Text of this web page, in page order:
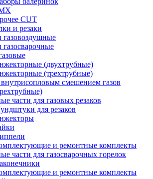
CUT
и резаки
газовоздушные
газосварочные
(двухтрубные)
(трехтрубные)
смешением газов
части для газовых резаков
для резаков
и ремонтные комплекты
части для газосварочных горелок
и ремонтные комплекты